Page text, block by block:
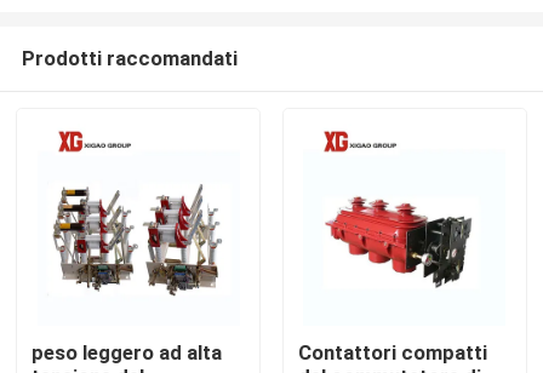
Prodotti raccomandati
peso leggero ad alta
Contattori compatti